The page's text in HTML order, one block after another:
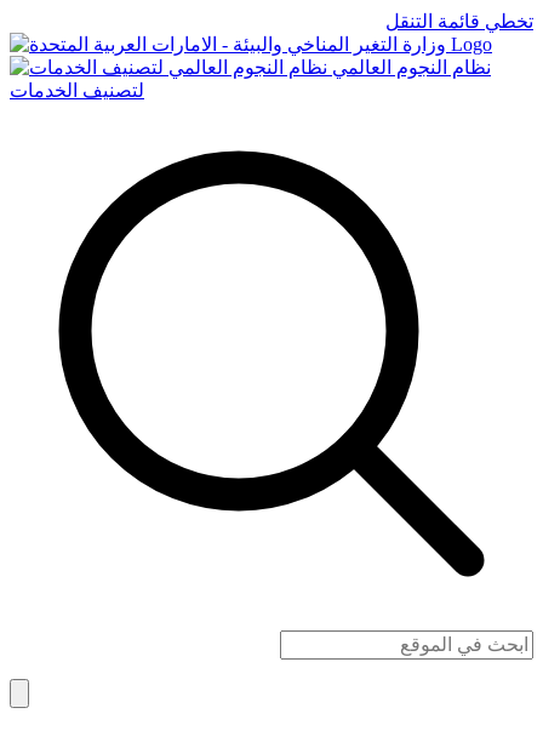
تخطي قائمة التنقل
Logo
نظام النجوم العالمي
لتصنيف الخدمات